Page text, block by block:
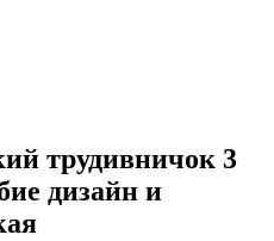
трудивничок 3
дизайн и